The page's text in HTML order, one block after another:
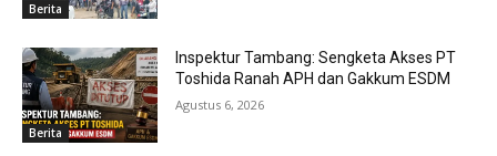
Berita
Berita
Inspektur Tambang: Sengketa Akses PT
Toshida Ranah APH dan Gakkum ESDM
Agustus 6, 2026